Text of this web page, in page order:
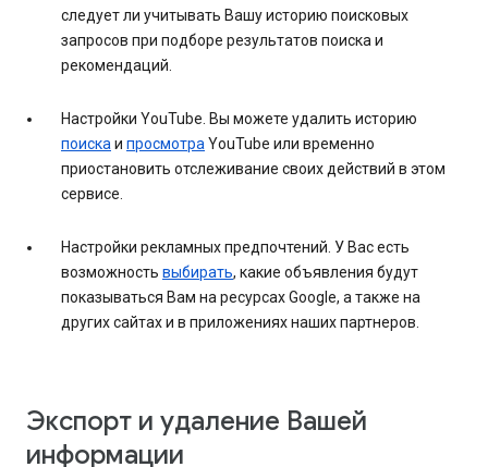
следует ли учитывать Вашу историю поисковых
запросов при подборе результатов поиска и
рекомендаций.
Настройки YouTube. Вы можете удалить историю
поиска и просмотра YouTube или временно
приостановить отслеживание своих действий в этом
сервисе.
Настройки рекламных предпочтений. У Вас есть
возможность выбирать, какие объявления будут
показываться Вам на ресурсах Google, а также на
других сайтах и в приложениях наших партнеров.
Экспорт и удаление Вашей
информации